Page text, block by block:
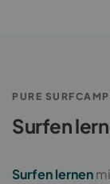
PURE
Surfen
Surfen lernen